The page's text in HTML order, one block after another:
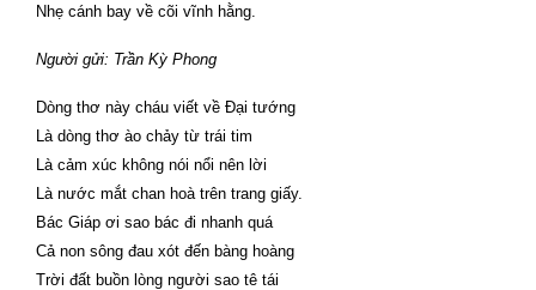
Nhẹ cánh bay về cõi vĩnh hằng.
Người gửi: Trần Kỳ Phong
Dòng thơ này cháu viết về Đại tướng
Là dòng thơ ào chảy từ trái tim
Là cảm xúc không nói nổi nên lời
Là nước mắt chan hoà trên trang giấy.
Bác Giáp ơi sao bác đi nhanh quá
Cả non sông đau xót đến bàng hoàng
Trời đất buồn lòng người sao tê tái